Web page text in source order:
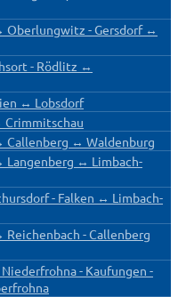
- Gersdorf ↔
- Rödlitz ↔
↔ Lobsdorf
Callenberg ↔ Waldenburg
↔ Limbach-
- Falken ↔ Limbach-
- Callenberg
- Kaufungen -